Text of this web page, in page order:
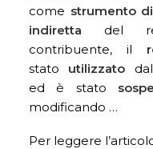
come strumento
indiretta del
contribuente, il
stato utilizzato
ed è stato
modificando …
Per leggere